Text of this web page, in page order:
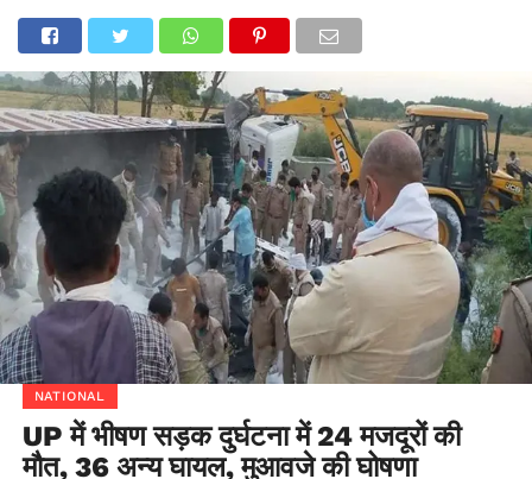
NATIONAL
UP में भीषण सड़क दुर्घटना में 24 मजदूरों की
मौत, 36 अन्य घायल, मुआवजे की घोषणा